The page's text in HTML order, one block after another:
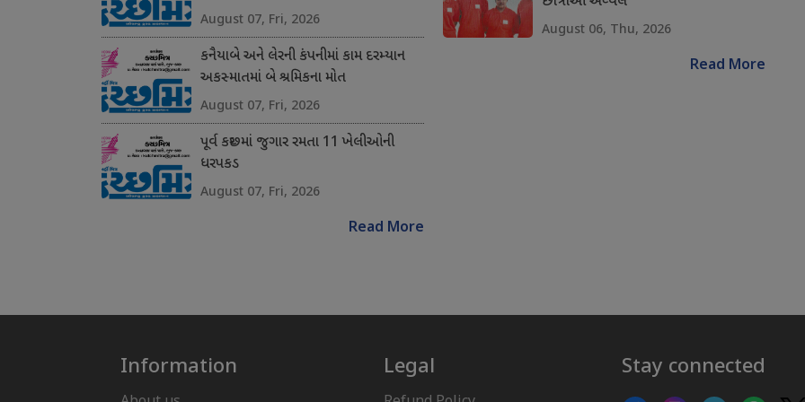
August 07, Fri, 2026
કનૈયાબે અને લેરની કંપનીમાં કામ દરમ્યાન
અકસ્માતમાં બે શ્રમિકના મોત
August 07, Fri, 2026
પૂર્વ કચ્છમાં જુગાર રમતા 11 ખેલીઓની
ધરપકડ
August 07, Fri, 2026
Read More
August 06, Thu, 2026
Read More
Information Legal Stay connected